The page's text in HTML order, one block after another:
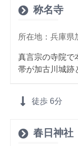
称名寺
所在地：兵庫県
真言宗の寺院で
帯が加古川城跡
徒歩 6分
春日神社